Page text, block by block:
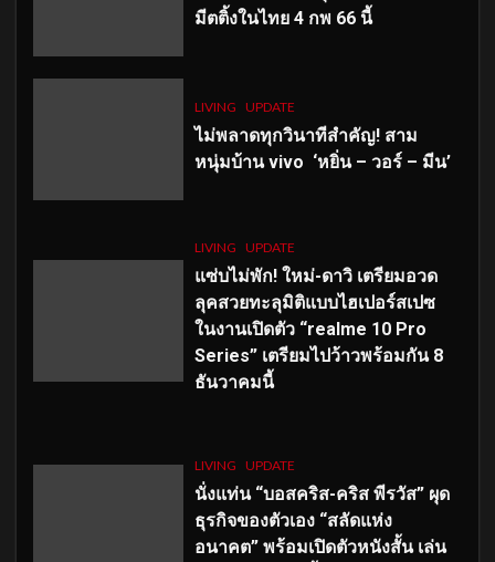
มีตติ้งในไทย 4 กพ 66 นี้
LIVING UPDATE
ไม่พลาดทุกวินาทีสำคัญ! สาม
หนุ่มบ้าน vivo ‘หยิ่น – วอร์ – มีน’
LIVING UPDATE
แซ่บไม่พัก! ใหม่-ดาวิ เตรียมอวด
ลุคสวยทะลุมิติแบบไฮเปอร์สเปซ
ในงานเปิดตัว “realme 10 Pro
Series” เตรียมไปว้าวพร้อมกัน 8
ธันวาคมนี้
LIVING UPDATE
นั่งแท่น “บอสคริส-คริส พีรวัส” ผุด
ธุรกิจของตัวเอง “สลัดแห่ง
อนาคต” พร้อมเปิดตัวหนังสั้น เล่น